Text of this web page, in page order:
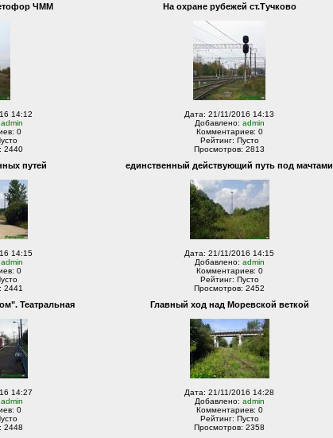
ЧММ
14:12
admin
0
2440
На охране рубежей ст.Тучково
Дата: 21/11/2016 14:13
Добавлено: admin
Комментариев: 0
Рейтинг: Пусто
Просмотров: 2813
путей
14:15
admin
0
2441
единственный действующий путь под мачтами
Дата: 21/11/2016 14:15
Добавлено: admin
Комментариев: 0
Рейтинг: Пусто
Просмотров: 2452
Театральная
14:27
admin
0
2448
Главный ход над Моревской веткой
Дата: 21/11/2016 14:28
Добавлено: admin
Комментариев: 0
Рейтинг: Пусто
Просмотров: 2358